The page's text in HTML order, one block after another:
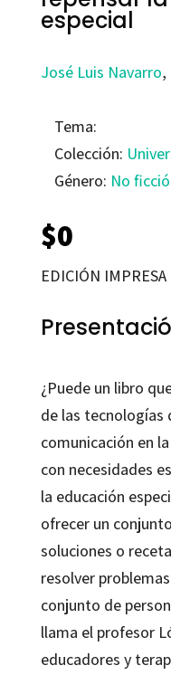
especial
José Luis Navarro,
Tema:
Colección:
Género: No
$0
EDICIÓN IMPRESA
¿Puede un libro
de las tecnologías
comunicación en
con necesidades
la educación
ofrecer un
soluciones o
resolver
conjunto de
llama el profesor
educadores y